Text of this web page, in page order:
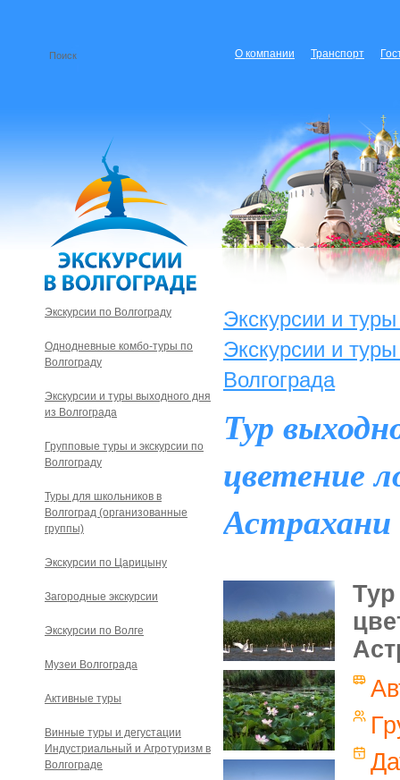
О компании Транспорт
Экскурсии и
Экскурсии и
Волгограда
Тур
цветение
Астрахани
Экскурсии по Волгограду
Однодневные комбо-туры по
Волгограду
Экскурсии и туры выходного дня
из Волгограда
Групповые туры и экскурсии по
Волгограду
Туры для школьников в
Волгоград (организованные
группы)
Экскурсии по Царицыну
Загородные экскурсии
Экскурсии по Волге
Музеи Волгограда
Активные туры
Винные туры и дегустации
Индустриальный и Агротуризм в
Волгограде